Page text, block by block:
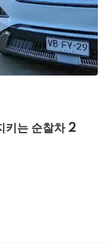
키는 순찰차 2